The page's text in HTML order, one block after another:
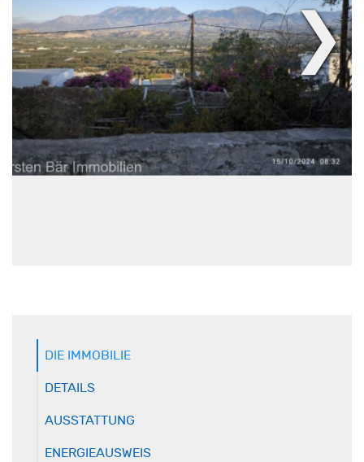
❯
DIE IMMOBILIE
DETAILS
AUSSTATTUNG
ENERGIEAUSWEIS